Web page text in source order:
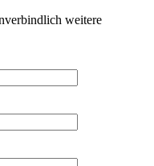
weitere